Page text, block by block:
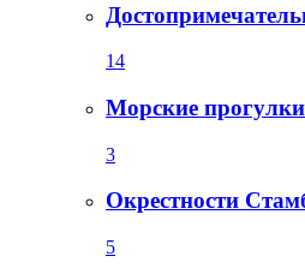
14
Морские прогулки
3
Окрестности
5